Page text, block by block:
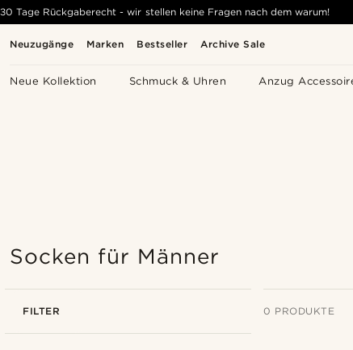
Neuzugänge Marken Bestseller Archive Sale
Neue Kollektion Schmuck & Uhren Anzug
30 Tage Rückgaberecht - wir stellen keine Fragen nach dem warum!
Socken für Männer
FILTER 0 PRODUKTE